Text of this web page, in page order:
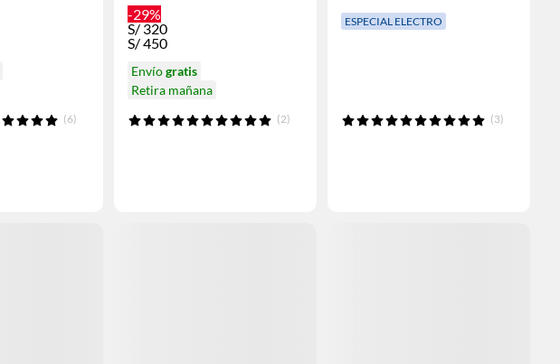
(6)
-29%
S/320
S/450
Envíogratis
Retira mañana
(2)
ESPECIAL ELECTRO
(3)